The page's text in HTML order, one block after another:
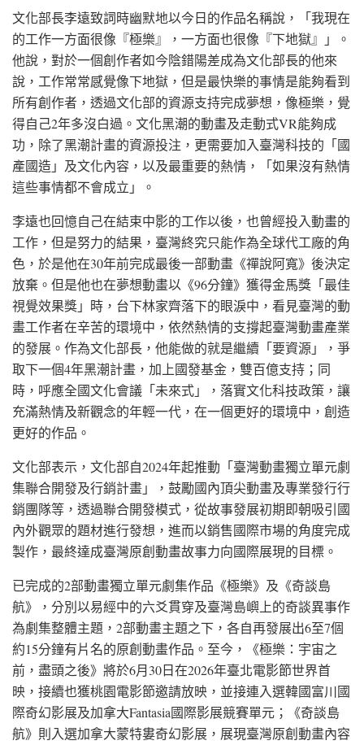
文化部長李遠致詞時幽默地以今日的作品名稱說，「我現在
的工作一方面很像『極樂』，一方面也很像『下地獄』」。
他說，對於一個創作者如今陰錯陽差成為文化部長的他來
說，工作常常感覺像下地獄，但是最快樂的事情是能夠看到
所有創作者，透過文化部的資源支持完成夢想，像極樂，覺
得自己2年多沒白過。文化黑潮的動畫及走動式VR能夠成
功，除了黑潮計畫的資源投注，更需要加入臺灣科技的「國
產國造」及文化內容，以及最重要的熱情，「如果沒有熱情
這些事情都不會成立」。
李遠也回憶自己在結束中影的工作以後，也曾經投入動畫的
工作，但是努力的結果，臺灣終究只能作為全球代工廠的角
色，於是他在30年前完成最後一部動畫《禪說阿寬》後決定
放棄。但是他也在夢想動畫以《96分鐘》獲得金馬獎「最佳
視覺效果獎」時，台下林家齊落下的眼淚中，看見臺灣的動
畫工作者在辛苦的環境中，依然熱情的支撐起臺灣動畫產業
的發展。作為文化部長，他能做的就是繼續「要資源」，爭
取下一個4年黑潮計畫，加上國發基金，雙百億支持；同
時，呼應全國文化會議「未來式」，落實文化科技政策，讓
充滿熱情及新觀念的年輕一代，在一個更好的環境中，創造
更好的作品。
文化部表示，文化部自2024年起推動「臺灣動畫獨立單元劇
集聯合開發及行銷計畫」，鼓勵國內頂尖動畫及專業發行行
銷團隊等，透過聯合開發模式，從故事發展初期即朝吸引國
內外觀眾的題材進行發想，進而以銷售國際市場的角度完成
製作，最終達成臺灣原創動畫故事力向國際展現的目標。
已完成的2部動畫獨立單元劇集作品《極樂》及《奇談島
航》，分別以易經中的六爻貫穿及臺灣島嶼上的奇談異事作
為劇集整體主題，2部動畫主題之下，各自再發展出6至7個
約15分鐘有片名的原創動畫作品。至今，《極樂：宇宙之
前，盡頭之後》將於6月30日在2026年臺北電影節世界首
映，接續也獲桃園電影節邀請放映，並接連入選韓國富川國
際奇幻影展及加拿大Fantasia國際影展競賽單元；《奇談島
航》則入選加拿大蒙特婁奇幻影展，展現臺灣原創動畫內容